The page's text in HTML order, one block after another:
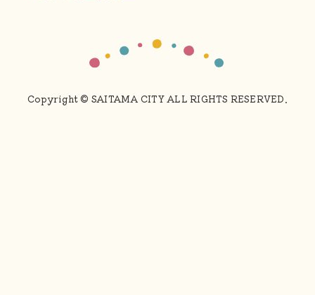
Copyright © SAITAMA CITY ALL RIGHTS RESERVED.